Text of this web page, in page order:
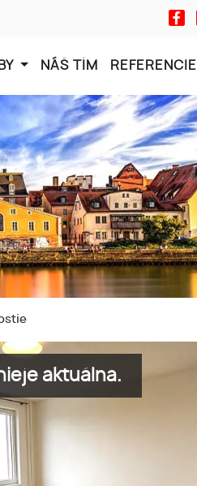
NÁŠ TÍM REFERENCIE
aktuálna.